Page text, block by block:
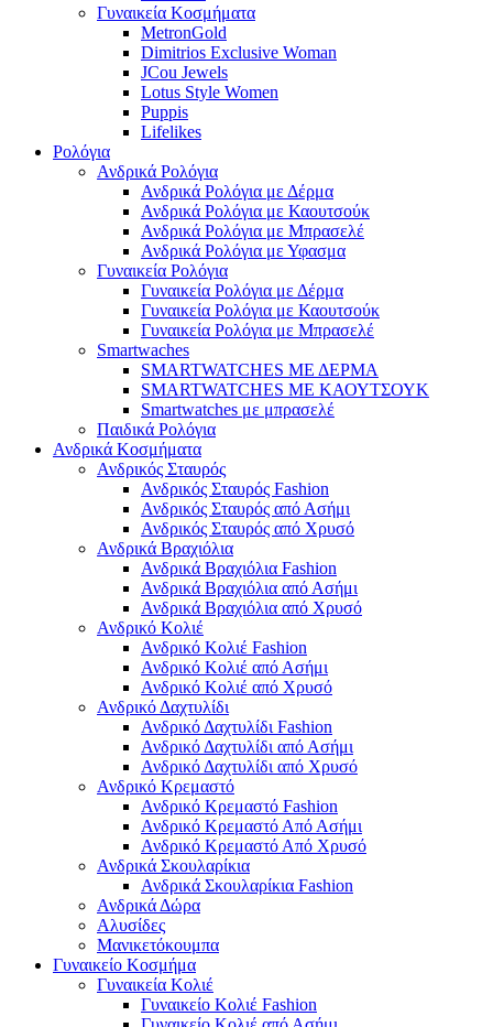
Γυναικεία Κοσμήματα
MetronGold
Dimitrios Exclusive Woman
JCou Jewels
Lotus Style Women
Puppis
Lifelikes
Ρολόγια
Ανδρικά Ρολόγια
Ανδρικά Ρολόγια με Δέρμα
Ανδρικά Ρολόγια με Καουτσούκ
Ανδρικά Ρολόγια με Μπρασελέ
Ανδρικά Ρολόγια με Υφασμα
Γυναικεία Ρολόγια
Γυναικεία Ρολόγια με Δέρμα
Γυναικεία Ρολόγια με Καουτσούκ
Γυναικεία Ρολόγια με Μπρασελέ
Smartwaches
SMARTWATCHES ΜΕ ΔΕΡΜΑ
SMARTWATCHES ΜΕ ΚΑΟΥΤΣΟΥΚ
Smartwatches με μπρασελέ
Παιδικά Ρολόγια
Ανδρικά Κοσμήματα
Ανδρικός Σταυρός
Ανδρικός Σταυρός Fashion
Ανδρικός Σταυρός από Ασήμι
Ανδρικός Σταυρός από Χρυσό
Ανδρικά Βραχιόλια
Ανδρικά Βραχιόλια Fashion
Ανδρικά Βραχιόλια από Ασήμι
Ανδρικά Βραχιόλια από Χρυσό
Ανδρικό Κολιέ
Ανδρικό Κολιέ Fashion
Ανδρικό Κολιέ από Ασήμι
Ανδρικό Κολιέ από Χρυσό
Ανδρικό Δαχτυλίδι
Ανδρικό Δαχτυλίδι Fashion
Ανδρικό Δαχτυλίδι από Ασήμι
Ανδρικό Δαχτυλίδι από Χρυσό
Ανδρικό Κρεμαστό
Ανδρικό Κρεμαστό Fashion
Ανδρικό Κρεμαστό Από Ασήμι
Ανδρικό Κρεμαστό Από Χρυσό
Ανδρικά Σκουλαρίκια
Ανδρικά Σκουλαρίκια Fashion
Ανδρικά Δώρα
Αλυσίδες
Μανικετόκουμπα
Γυναικείο Κοσμήμα
Γυναικεία Κολιέ
Γυναικείο Κολιέ Fashion